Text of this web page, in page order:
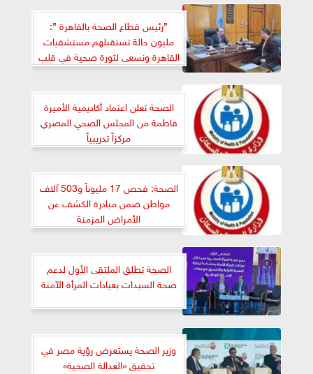
”رئيس قطاع الصحة بالقاهرة ”:
مليون حالة تستقبلهم مستشفيات
القاهرة ونسعى لثورة صحية في قلب
القاهرة تواكب المستقبل
الصحة تعلن اعتماد أكاديمية الأميرة
فاطمة من المجلس الصحي المصري
مركزاً تدريبياً
الصحة: فحص 17 مليوناً و503 آلاف
مواطن ضمن مبادرة الكشف عن
الأمراض المزمنة
الصحة تطلق الملتقى الأول لدعم
صحة السيدات بعيادات المرأة الآمنة
وزير الصحة يستعرض رؤية مصر في
تحقيق «العدالة الصحية»